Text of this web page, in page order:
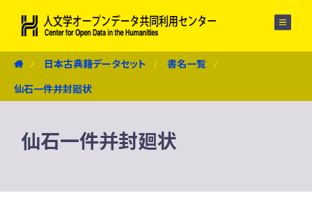
日本古典籍データセット 書名一覧
仙石一件并封廻状
仙石一件并封廻状